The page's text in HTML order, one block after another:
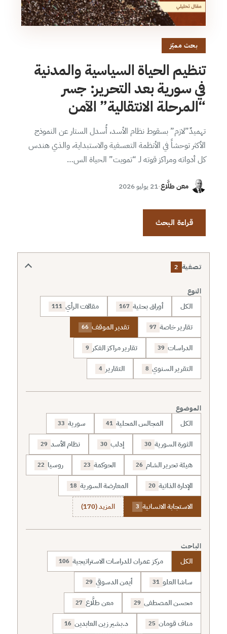
بحث مميّز
تنظيم الحياة السياسية والمدنية
في سورية بعد التحرير: جسر
“المرحلة الانتقالية” الآمن
تهميدٌ”لازم” بسقوط نظام الأسد، أُسدل الستار عن النموذج
الأكثر توحشاً في الأنظمة التعسفية والاستبداية، والذي هندس
كل أدواته ومراكز قوته لـ “تمويت” الحياة الس…
معن طلَّاع·21 يوليو 2026
قراءة البحث
تصفية 2
النوع
الكل أوراق بحثية 167 مقالات الرأي 111
تقارير خاصة 97 تقدير الموقف 66
الدراسات 39 تقارير مراكز الفكر 9
التقرير السنوي 8 التقارير 4
الموضوع
الكل المجالس المحلية 41 سورية 33
الثورة السورية 30 إدلب 30 نظام الأسد 29
هيئة تحرير الشام 26 الحوكمة 23 روسيا 22
الإدارة الذاتية 20 المعارضة السورية 18
الاستجابة الانسانية 3 المزيد (170)
الباحث
الكل مركز عمران للدراسات الاستراتيجية 106
ساشا العلو 31 أيمن الدسوقي 29
محسن المصطفى 29 معن طلَّاع 27
مناف قومان 25 د.بشير زين العابدين 16